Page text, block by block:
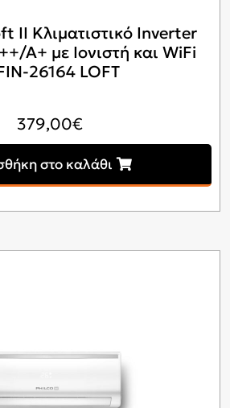
II Κλιματιστικό Inverter
A+ με Ιονιστή και WiFi
26164 LOFT
379,00€
στο καλάθι